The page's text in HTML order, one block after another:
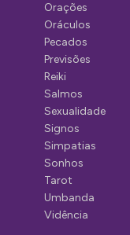
Orações
Oráculos
Pecados
Previsões
Reiki
Salmos
Sexualidade
Signos
Simpatias
Sonhos
Tarot
Umbanda
Vidência